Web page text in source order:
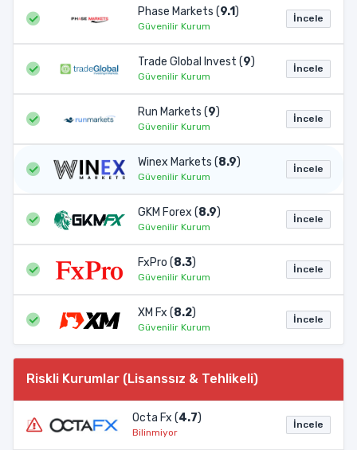
Phase Markets (9.1)
Güvenilir Kurum
İncele
Trade Global Invest (9)
Güvenilir Kurum
İncele
Run Markets (9)
Güvenilir Kurum
İncele
Winex Markets (8.9)
Güvenilir Kurum
İncele
GKM Forex (8.9)
Güvenilir Kurum
İncele
FxPro (8.3)
Güvenilir Kurum
İncele
XM Fx (8.2)
Güvenilir Kurum
İncele
Riskli Kurumlar (Lisanssız & Tehlikeli)
Octa Fx (4.7)
Bilinmiyor
İncele